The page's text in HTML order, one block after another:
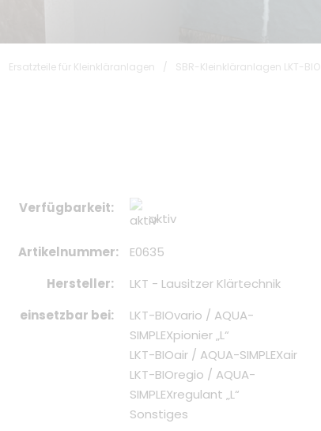
Ersatzteile für Kleinkläranlagen / SBR-Kleinkläranlagen LKT-BIO
Verfügbarkeit
aktiv
Artikelnummer
E0635
Hersteller
LKT - Lausitzer Klärtechnik
einsetzbar bei
LKT-BIOvario / AQUA-
SIMPLEXpionier „L“
LKT-BIOair / AQUA-SIMPLEXair
LKT-BIOregio / AQUA-
SIMPLEXregulant „L“
Sonstiges